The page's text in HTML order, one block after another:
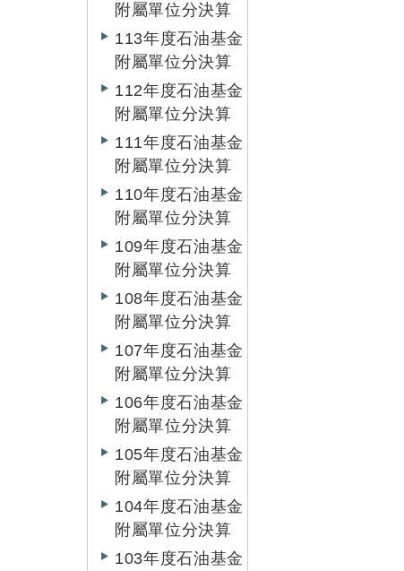
附屬單位分決算
113年度石油基金
附屬單位分決算
112年度石油基金
附屬單位分決算
111年度石油基金
附屬單位分決算
110年度石油基金
附屬單位分決算
109年度石油基金
附屬單位分決算
108年度石油基金
附屬單位分決算
107年度石油基金
附屬單位分決算
106年度石油基金
附屬單位分決算
105年度石油基金
附屬單位分決算
104年度石油基金
附屬單位分決算
103年度石油基金